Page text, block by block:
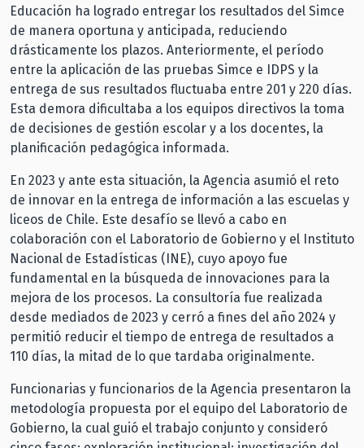
Educación ha logrado entregar los resultados del Simce
de manera oportuna y anticipada, reduciendo
drásticamente los plazos. Anteriormente, el período
entre la aplicación de las pruebas Simce e IDPS y la
entrega de sus resultados fluctuaba entre 201 y 220 días.
Esta demora dificultaba a los equipos directivos la toma
de decisiones de gestión escolar y a los docentes, la
planificación pedagógica informada.
En 2023 y ante esta situación, la Agencia asumió el reto
de innovar en la entrega de información a las escuelas y
liceos de Chile. Este desafío se llevó a cabo en
colaboración con el Laboratorio de Gobierno y el Instituto
Nacional de Estadísticas (INE), cuyo apoyo fue
fundamental en la búsqueda de innovaciones para la
mejora de los procesos. La consultoría fue realizada
desde mediados de 2023 y cerró a fines del año 2024 y
permitió reducir el tiempo de entrega de resultados a
110 días, la mitad de lo que tardaba originalmente.
Funcionarias y funcionarios de la Agencia presentaron la
metodología propuesta por el equipo del Laboratorio de
Gobierno, la cual guió el trabajo conjunto y consideró